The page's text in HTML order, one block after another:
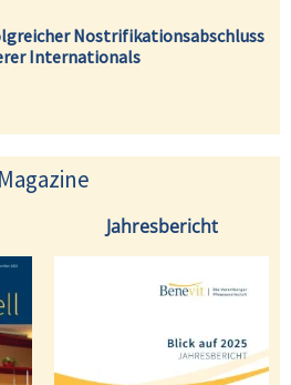
Nostrifikationsabschluss
Internationals
Magazine
Jahresbericht